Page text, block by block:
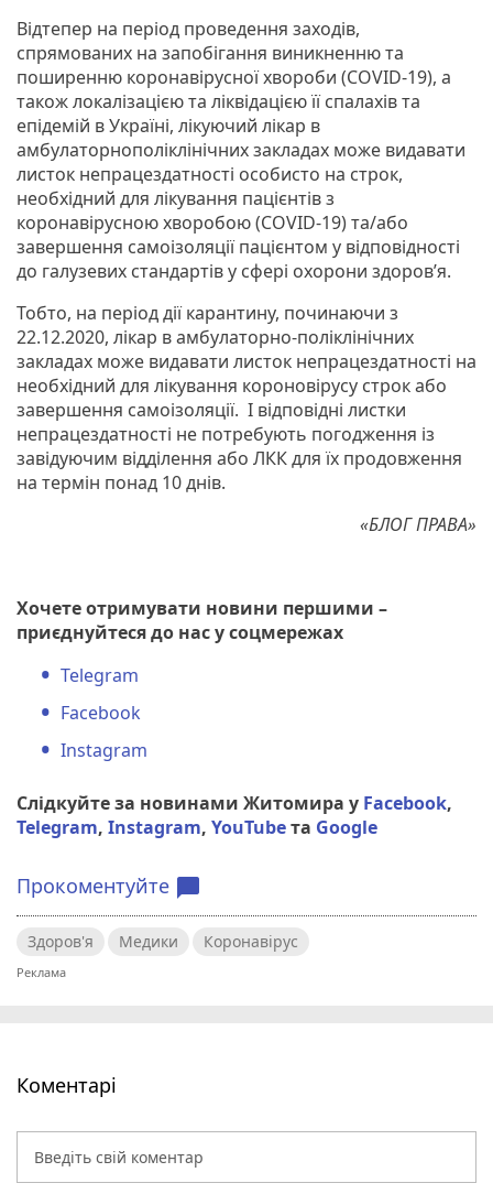
Відтепер на період проведення заходів,
спрямованих на запобігання виникненню та
поширенню коронавірусної хвороби (COVID-19), а
також локалізацією та ліквідацією її спалахів та
епідемій в Україні, лікуючий лікар в
амбулаторнополіклінічних закладах може видавати
листок непрацездатності особисто на строк,
необхідний для лікування пацієнтів з
коронавірусною хворобою (COVID-19) та/або
завершення самоізоляції пацієнтом у відповідності
до галузевих стандартів у сфері охорони здоров’я.
Тобто, на період дії карантину, починаючи з
22.12.2020, лікар в амбулаторно-поліклінічних
закладах може видавати листок непрацездатності на
необхідний для лікування короновірусу строк або
завершення самоізоляції. І відповідні листки
непрацездатності не потребують погодження із
завідуючим відділення або ЛКК для їх продовження
на термін понад 10 днів.
«БЛОГ ПРАВА»
Хочете отримувати новини першими –
приєднуйтеся до нас у соцмережах
Telegram
Facebook
Instagram
Слідкуйте за новинами Житомира у Facebook,
Telegram, Instagram, YouTubeта Google
Прокоментуйте chat_bubble
Здоров'я Медики Коронавірус
Коментарі